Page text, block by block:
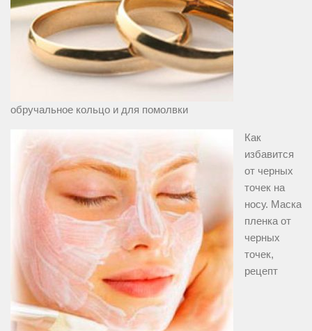
обручальное кольцо и для помолвки
Как
избавится
от черных
точек на
носу. Маска
пленка от
черных
точек,
рецепт